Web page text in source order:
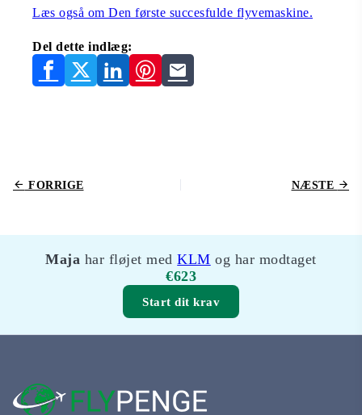
Læs også om Den første succesfulde flyvemaskine.
Del dette indlæg:
FORRIGE NÆSTE
Maja har fløjet medKLM og har modtaget
€623
Start dit krav